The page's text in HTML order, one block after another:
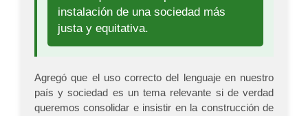
instalación de una sociedad más
justa y equitativa.
Agregó que el uso correcto del lenguaje en nuestro
país y sociedad es un tema relevante si de verdad
queremos consolidar e insistir en la construcción de